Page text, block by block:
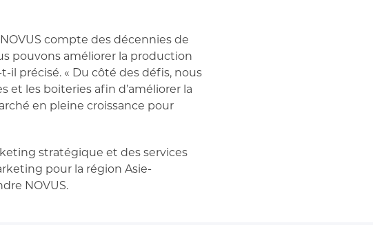
compte des décennies de
pouvons améliorer la production
il précisé. « Du côté des défis, nous
et les boiteries afin d’améliorer la
en pleine croissance pour
stratégique et des services
pour la région Asie-
NOVUS.